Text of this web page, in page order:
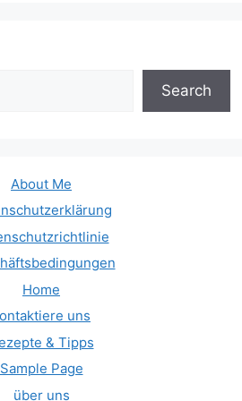
Search
About Me
Home
uns
& Tipps
Sample Page
über uns